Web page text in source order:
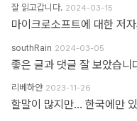
잘 읽고갑니다. 2024-03-15
마이크로소프트에 대한 저
southRain 2024-03-05
리베하얀 2023-11-26